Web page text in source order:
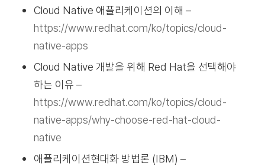
Cloud Native 애플리케이션의 이해 –
https://www.redhat.com/ko/topics/cloud-
native-apps
Cloud Native 개발을 위해 Red Hat을 선택해야
하는 이유 –
https://www.redhat.com/ko/topics/cloud-
native-apps/why-choose-red-hat-cloud-
native
애플리케이션현대화 방법론 (IBM) –